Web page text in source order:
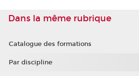
Dans la même rubrique
Catalogue des formations
Par discipline